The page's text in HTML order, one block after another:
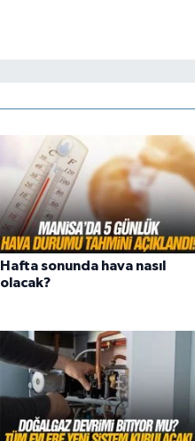
Hafta sonunda hava nasıl
olacak?